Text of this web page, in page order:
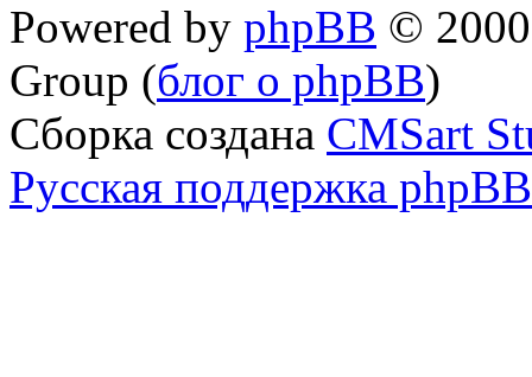
Powered by phpBB ©
Group (блог о phpBB)
Сборка создана CMSart
Русская поддержка phpBB